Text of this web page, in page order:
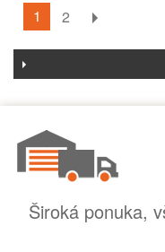
1 2
Široká ponuka,